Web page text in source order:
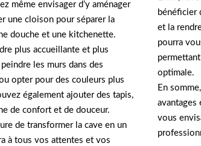
même envisager d’y aménager
une cloison pour séparer la
douche et une kitchenette.
plus accueillante et plus
les murs dans des
opter pour des couleurs plus
également ajouter des tapis,
de confort et de douceur.
de transformer la cave en un
à tous vos attentes et vos
bénéficier
et la
pourra
optimale.
En
avantages
vous